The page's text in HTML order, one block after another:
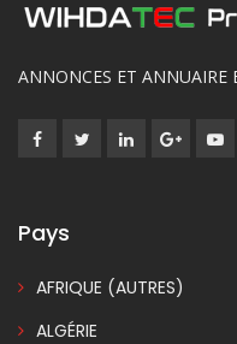
ANNONCES ET ANNUAIRE
Pays
AFRIQUE (AUTRES)
ALGÉRIE